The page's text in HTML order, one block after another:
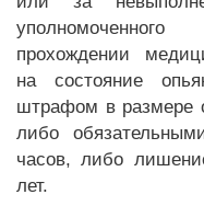
прохождении
на состояние
штрафом в размере
либо
часов, либо
лет.